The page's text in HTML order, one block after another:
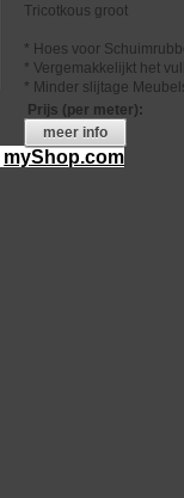
Tricotkous groot
* Hoes voor
* Vergemakkelijkt het
* Minder slijtage
Prijs (per meter):
meer info
myShop.com